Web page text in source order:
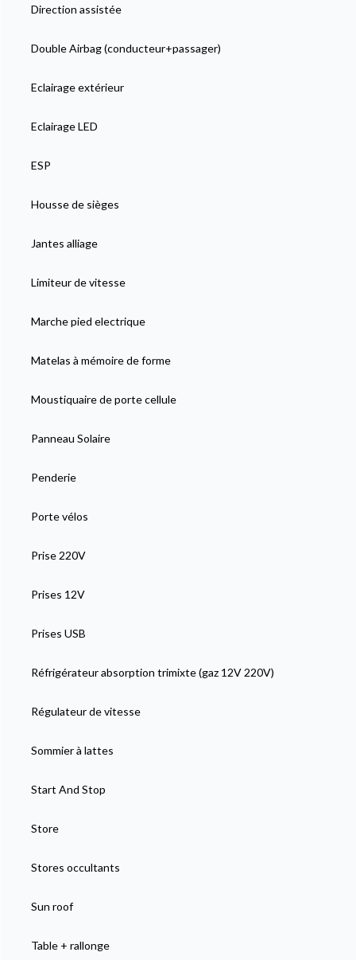
Direction assistée
Double Airbag (conducteur+passager)
Eclairage extérieur
Eclairage LED
ESP
Housse de sièges
Jantes alliage
Limiteur de vitesse
Marche pied electrique
Matelas à mémoire de forme
Moustiquaire de porte cellule
Panneau Solaire
Penderie
Porte vélos
Prise 220V
Prises 12V
Prises USB
Réfrigérateur absorption trimixte (gaz 12V 220V)
Régulateur de vitesse
Sommier à lattes
Start And Stop
Store
Stores occultants
Sun roof
Table + rallonge